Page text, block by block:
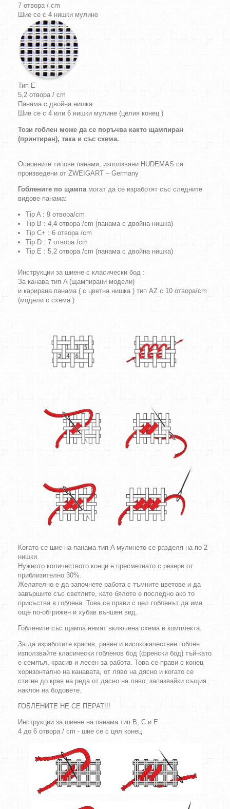
7 отвора / cm
Шие се с 4 нишки мулине
Тип E
5,2 отвора / cm
Панама с двойна нишка.
Шие се с 4 или 6 нишки мулине (целия конец )
Този гоблен може да се поръчва както щампиран
(принтиран), така и със схема.
Основните типове панами, използвани HUDEMAS са
произведени от ZWEIGART – Germany
Гоблените по щампамогат да се изработят със следните
видове панама:
Tip A : 9 отвора/cm
Tip B : 4,4 отвора /cm (панама с двойна нишка)
Tip C+ : 6 отвора /cm
Tip D : 7 отвора /cm
Tip E : 5,2 отвора /cm (панама с двойна нишка)
Инструкции за шиене с класически бод :
За канава тип A (щампирани модели)
и карирана панама ( с цветна нишка ) тип AZ с 10 отвора/cm
(модели с схема )
Когато се шие на панама тип A мулинето се разделя на по 2
нишки.
Нужното количеството конци е пресметнато с резерв от
приблизително 30%.
Желателно е да започнете работа с тъмните цветове и да
завършите със светлите, като бялото е последно ако то
присъства в гоблена. Това се прави с цел гобленът да има
още по-обгрижен и хубав външен вид.
Гоблените със щампа нямат включена схема в комплекта.
За да изработите красив, равен и висококачествен гоблен
използвайте класически гобленов бод (френски бод) тъй-като
е семпъл, красив и лесен за работа. Това се прави с конец
хоризонтално на канавата, от ляво на дясно и когато се
стигне до края на реда от дясно на ляво, запазвайки същия
наклон на бодовете.
ГОБЛЕНИТЕ НЕ СЕ ПЕРАТ!!!
Инструкции за шиене на панама тип B, C и E
4 до 6 отвора / cm - шие се с цял конец